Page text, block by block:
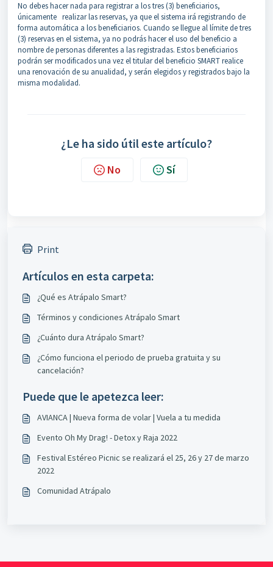
No debes hacer nada para registrar a los tres (3) beneficiarios,
únicamente realizar las reservas, ya que el sistema irá registrando de
forma automática a los beneficiarios. Cuando se llegue al límite de tres
(3) reservas en el sistema, ya no podrás hacer el uso del beneficio a
nombre de personas diferentes a las registradas. Estos beneficiarios
podrán ser modificados una vez el titular del beneficio SMART realice
una renovación de su anualidad, y serán elegidos y registrados bajo la
misma modalidad.
¿Le ha sido útil este artículo?
No Sí
Print
Artículos en esta carpeta:
¿Qué es Atrápalo Smart?
Términos y condiciones Atrápalo Smart
¿Cuánto dura Atrápalo Smart?
¿Cómo funciona el periodo de prueba gratuita y su
cancelación?
Puede que le apetezca leer:
AVIANCA | Nueva forma de volar | Vuela a tu medida
Evento Oh My Drag! - Detox y Raja 2022
Festival Estéreo Picnic se realizará el 25, 26 y 27 de marzo
2022
Comunidad Atrápalo